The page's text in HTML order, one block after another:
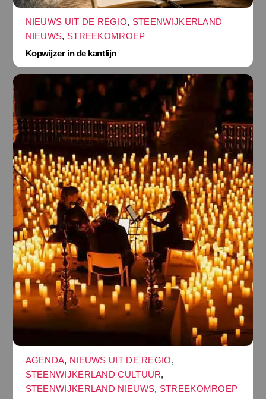
NIEUWS UIT DE REGIO, STEENWIJKERLAND
NIEUWS, STREEKOMROEP
Kopwijzer in de kantlijn
AGENDA, NIEUWS UIT DE REGIO,
STEENWIJKERLAND CULTUUR,
STEENWIJKERLAND NIEUWS, STREEKOMROEP